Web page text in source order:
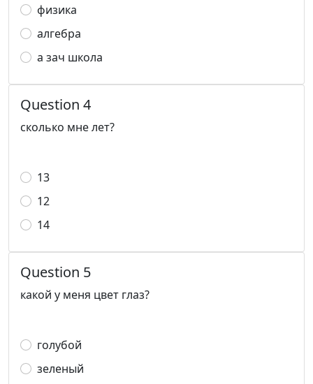
физика
алгебра
а зач школа
Question 4
сколько мне лет?
13
12
14
Question 5
какой у меня цвет глаз?
голубой
зеленый